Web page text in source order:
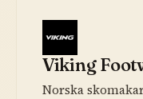
Viking
Norska